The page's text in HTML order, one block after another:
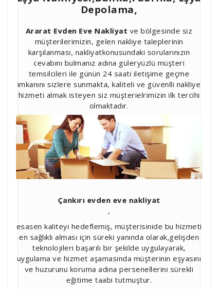
Depolama,
Ararat Evden Eve Nakliyat ve bölgesinde siz
müşterilerimizin, gelen nakliye taleplerinin
karşılanması, nakliyatkonusundaki sorularınızın
cevabını bulmanız adına güleryüzlü müşteri
temsilcileri ile günün 24 saati iletişime geçme
imkanını sizlere sunmakta, kaliteli ve güvenlli nakliye
hizmeti almak isteyen siz müşterielrimizin ilk tercihi
olmaktadır.
Çankırı evden eve nakliyat
,
esasen kaliteyi hedeflemiş, müşterisinide bu hizmeti
en sağlıklı alması için süreki yanında olarak,gelişden
teknolojileri başarılı bir şekilde uygulayarak,
uygulama ve hizmet aşamasında müşterinin eşyasını
ve huzurunu koruma adına persenellerini sürekli
eğitime taabi tutmuştur.